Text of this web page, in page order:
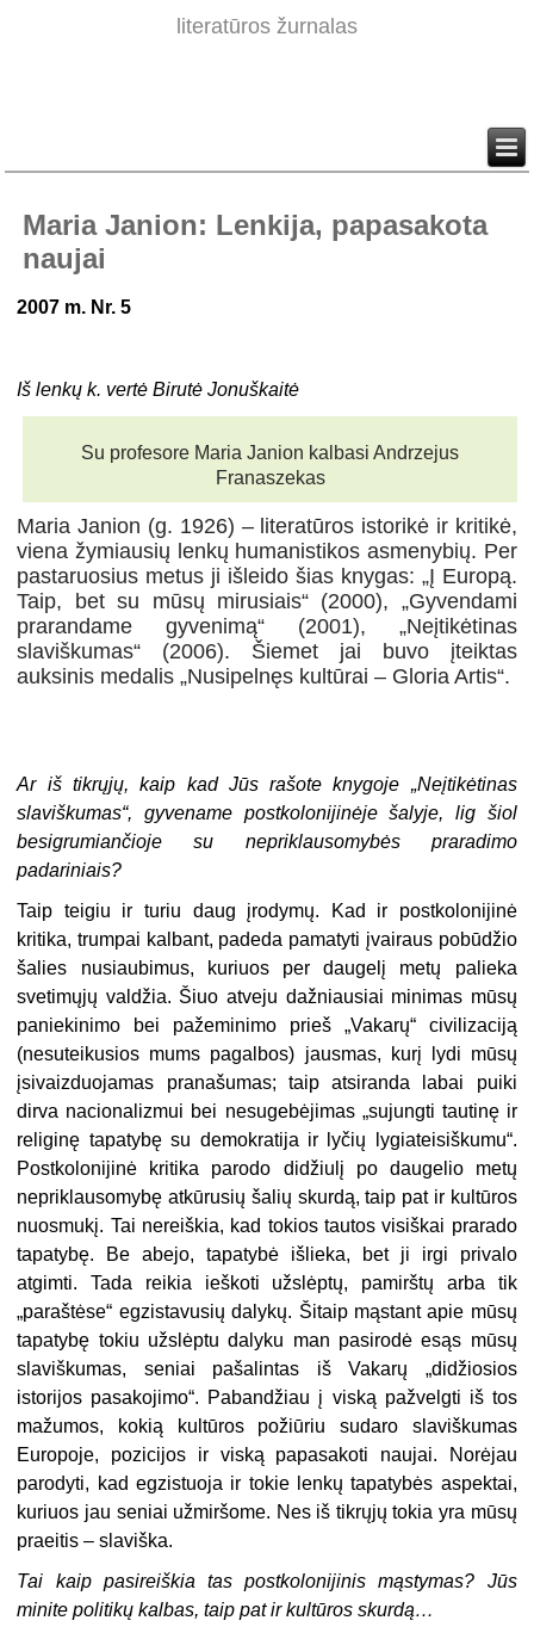
literatūros žurnalas
Maria Janion: Lenkija, papasakota
naujai
2007 m. Nr. 5
Iš lenkų k. vertė Birutė Jonuškaitė
Su profesore Maria Janion kalbasi Andrzejus
Franaszekas
Maria Janion (g. 1926) – literatūros istorikė ir kritikė,
viena žymiausių lenkų humanistikos asmenybių. Per
pastaruosius metus ji išleido šias knygas: „Į Europą.
Taip, bet su mūsų mirusiais“ (2000), „Gyvendami
prarandame gyvenimą“ (2001), „Neįtikėtinas
slaviškumas“ (2006). Šiemet jai buvo įteiktas
auksinis medalis „Nusipelnęs kultūrai – Gloria Artis“.
Ar iš tikrųjų, kaip kad Jūs rašote knygoje „Neįtikėtinas
slaviškumas“, gyvename postkolonijinėje šalyje, lig šiol
besigrumiančioje su nepriklausomybės praradimo
padariniais?
Taip teigiu ir turiu daug įrodymų. Kad ir postkolonijinė
kritika, trumpai kalbant, padeda pamatyti įvairaus pobūdžio
šalies nusiaubimus, kuriuos per daugelį metų palieka
svetimųjų valdžia. Šiuo atveju dažniausiai minimas mūsų
paniekinimo bei pažeminimo prieš „Vakarų“ civilizaciją
(nesuteikusios mums pagalbos) jausmas, kurį lydi mūsų
įsivaizduojamas pranašumas; taip atsiranda labai puiki
dirva nacionalizmui bei nesugebėjimas „sujungti tautinę ir
religinę tapatybę su demokratija ir lyčių lygiateisiškumu“.
Postkolonijinė kritika parodo didžiulį po daugelio metų
nepriklausomybę atkūrusių šalių skurdą, taip pat ir kultūros
nuosmukį. Tai nereiškia, kad tokios tautos visiškai prarado
tapatybę. Be abejo, tapatybė išlieka, bet ji irgi privalo
atgimti. Tada reikia ieškoti užslėptų, pamirštų arba tik
„paraštėse“ egzistavusių dalykų. Šitaip mąstant apie mūsų
tapatybę tokiu užslėptu dalyku man pasirodė esąs mūsų
slaviškumas, seniai pašalintas iš Vakarų „didžiosios
istorijos pasakojimo“. Pabandžiau į viską pažvelgti iš tos
mažumos, kokią kultūros požiūriu sudaro slaviškumas
Europoje, pozicijos ir viską papasakoti naujai. Norėjau
parodyti, kad egzistuoja ir tokie lenkų tapatybės aspektai,
kuriuos jau seniai užmiršome. Nes iš tikrųjų tokia yra mūsų
praeitis – slaviška.
Tai kaip pasireiškia tas postkolonijinis mąstymas? Jūs
minite politikų kalbas, taip pat ir kultūros skurdą…